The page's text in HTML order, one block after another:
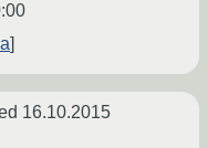
16.10.2015